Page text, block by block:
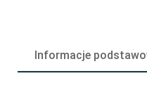
poradni
Informacje